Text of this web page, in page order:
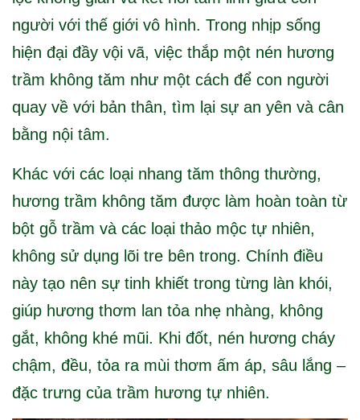
người với thế giới vô hình. Trong nhịp sống
hiện đại đầy vội vã, việc thắp một nén hương
trầm không tăm như một cách để con người
quay về với bản thân, tìm lại sự an yên và cân
bằng nội tâm.
Khác với các loại nhang tăm thông thường,
hương trầm không tăm được làm hoàn toàn từ
bột gỗ trầm và các loại thảo mộc tự nhiên,
không sử dụng lõi tre bên trong. Chính điều
này tạo nên sự tinh khiết trong từng làn khói,
giúp hương thơm lan tỏa nhẹ nhàng, không
gắt, không khé mũi. Khi đốt, nén hương cháy
chậm, đều, tỏa ra mùi thơm ấm áp, sâu lắng –
đặc trưng của trầm hương tự nhiên.